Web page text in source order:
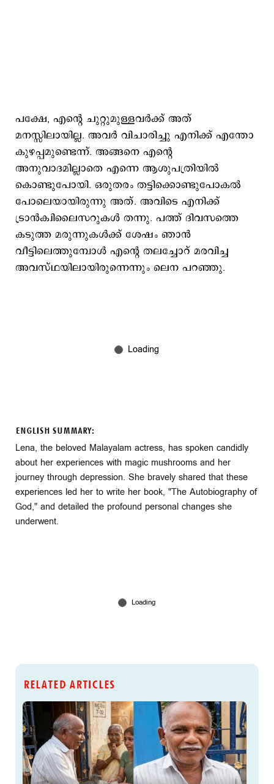
പക്ഷേ, എന്‍റെ ചുറ്റുമുള്ളവർക്ക് അത്
മനസ്സിലായില്ല. അവർ വിചാരിച്ചു എനിക്ക് എന്തോ
കുഴപ്പമുണ്ടെന്ന്. അങ്ങനെ എന്‍റെ
അനുവാദമില്ലാതെ എന്നെ ആശുപത്രിയില്‍
കൊണ്ടുപോയി. ഒരുതരം തട്ടിക്കൊണ്ടുപോകൽ
പോലെയായിരുന്നു അത്. അവിടെ എനിക്ക്
ട്രാൻക്വിലൈസറുകൾ തന്നു. പത്ത് ദിവസത്തെ
കടുത്ത മരുന്നുകൾക്ക് ശേഷം ഞാൻ
വീട്ടിലെത്തുമ്പോൾ എന്റെ തലച്ചോറ് മരവിച്ച
അവസ്ഥയിലായിരുന്നെന്നും ലെന പറഞ്ഞു.
ENGLISH SUMMARY:
Lena, the beloved Malayalam actress, has spoken candidly
about her experiences with magic mushrooms and her
journey through depression. She bravely shared that these
experiences led her to write her book, "The Autobiography of
God," and detailed the profound personal changes she
underwent.
RELATED ARTICLES